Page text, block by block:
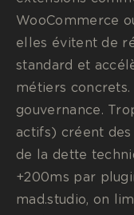
WooCommerce
elles évitent de
standard et
métiers
gouvernance.
actifs) créent
de la dette
+200ms par
mad.studio, on